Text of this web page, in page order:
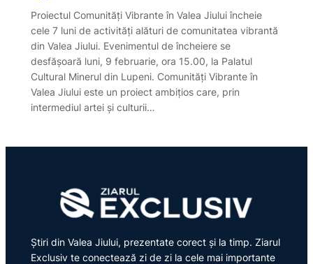
Proiectul Comunități Vibrante în Valea Jiului încheie
cele 7 luni de activități alături de comunitatea vibrantă
din Valea Jiului. Evenimentul de încheiere se
desfășoară luni, 9 februarie, ora 15.00, la Palatul
Cultural Minerul din Lupeni. Comunități Vibrante în
Valea Jiului este un proiect ambițios care, prin
intermediul artei și culturii…
Știri din Valea Jiului, prezentate corect și la timp. Ziarul
Exclusiv te conectează zi de zi la cele mai importante